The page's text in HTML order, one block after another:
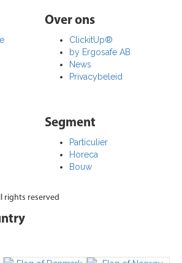
Over ons​
ClickitUp®
by Ergosafe AB
News
Privacybeleid
Segment
Particulier
Horeca
Bouw
rights reserved